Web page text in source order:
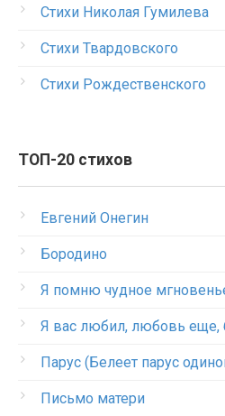
Стихи Николая Гумилева
Стихи Твардовского
Стихи Рождественского
ТОП-20 стихов
Евгений Онегин
Бородино
Я помню чудное
Я вас любил, любовь
Парус (Белеет парус
Письмо матери